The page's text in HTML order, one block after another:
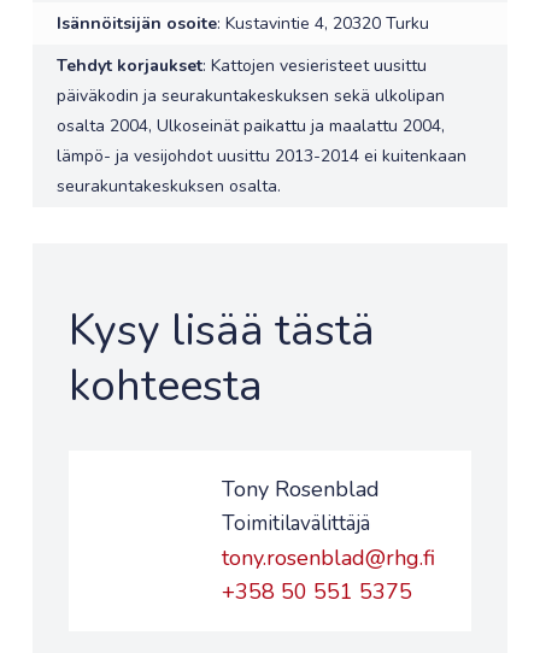
Isännöitsijän osoite: Kustavintie 4, 20320 Turku
Tehdyt korjaukset: Kattojen vesieristeet uusittu
päiväkodin ja seurakuntakeskuksen sekä ulkolipan
osalta 2004, Ulkoseinät paikattu ja maalattu 2004,
lämpö- ja vesijohdot uusittu 2013-2014 ei kuitenkaan
seurakuntakeskuksen osalta.
Kysy lisää tästä
kohteesta
Tony Rosenblad
Toimitilavälittäjä
tony.rosenblad@rhg.fi
+358 50 551 5375